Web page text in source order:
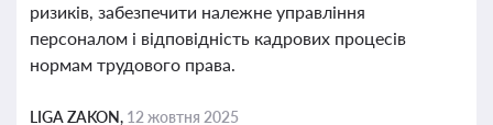
ризиків, забезпечити належне управління
персоналом і відповідність кадрових процесів
нормам трудового права.
LIGA ZAKON, 12 жовтня 2025